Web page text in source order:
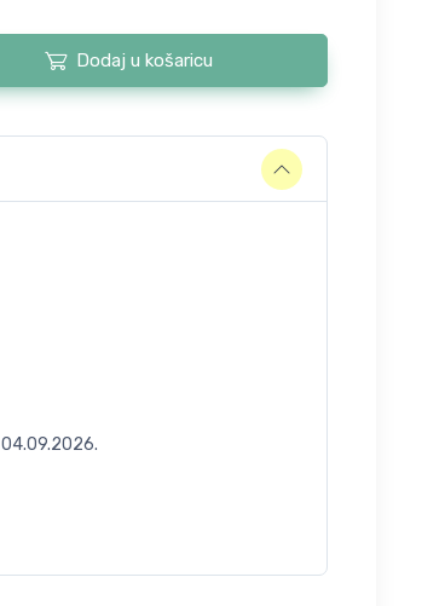
Dodaj u košaricu
04.09.2026.